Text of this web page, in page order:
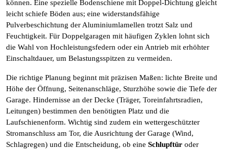
können. Eine spezielle Bodenschiene mit Doppel-Dichtung gleicht
leicht schiefe Böden aus; eine widerstandsfähige
Pulverbeschichtung der Aluminiumlamellen trotzt Salz und
Feuchtigkeit. Für Doppelgaragen mit häufigen Zyklen lohnt sich
die Wahl von Hochleistungsfedern oder ein Antrieb mit erhöhter
Einschaltdauer, um Belastungsspitzen zu vermeiden.
Die richtige Planung beginnt mit präzisen Maßen: lichte Breite und
Höhe der Öffnung, Seitenanschläge, Sturzhöhe sowie die Tiefe der
Garage. Hindernisse an der Decke (Träger, Toreinfahrtsradien,
Leitungen) bestimmen den benötigten Platz und die
Laufschienenform. Wichtig sind zudem ein wettergeschützter
Stromanschluss am Tor, die Ausrichtung der Garage (Wind,
Schlagregen) und die Entscheidung, ob eine Schlupftür oder